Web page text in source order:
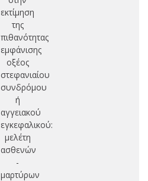
εκτίμηση
της
πιθανότητας
εμφάνισης
οξέος
στεφανιαίου
συνδρόμου
ή
αγγειακού
εγκεφαλικού:
μελέτη
ασθενών
-
μαρτύρων